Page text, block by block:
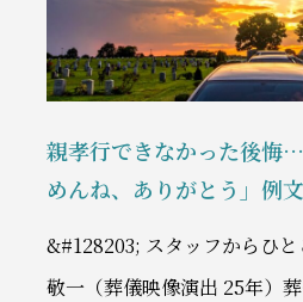
親孝行できなかった後悔
めんね、ありがとう」例
&#128203; スタッフからひ
敬一（葬儀映像演出 25年）